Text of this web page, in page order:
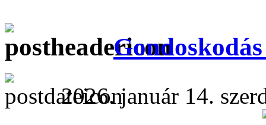
2026. január 14.